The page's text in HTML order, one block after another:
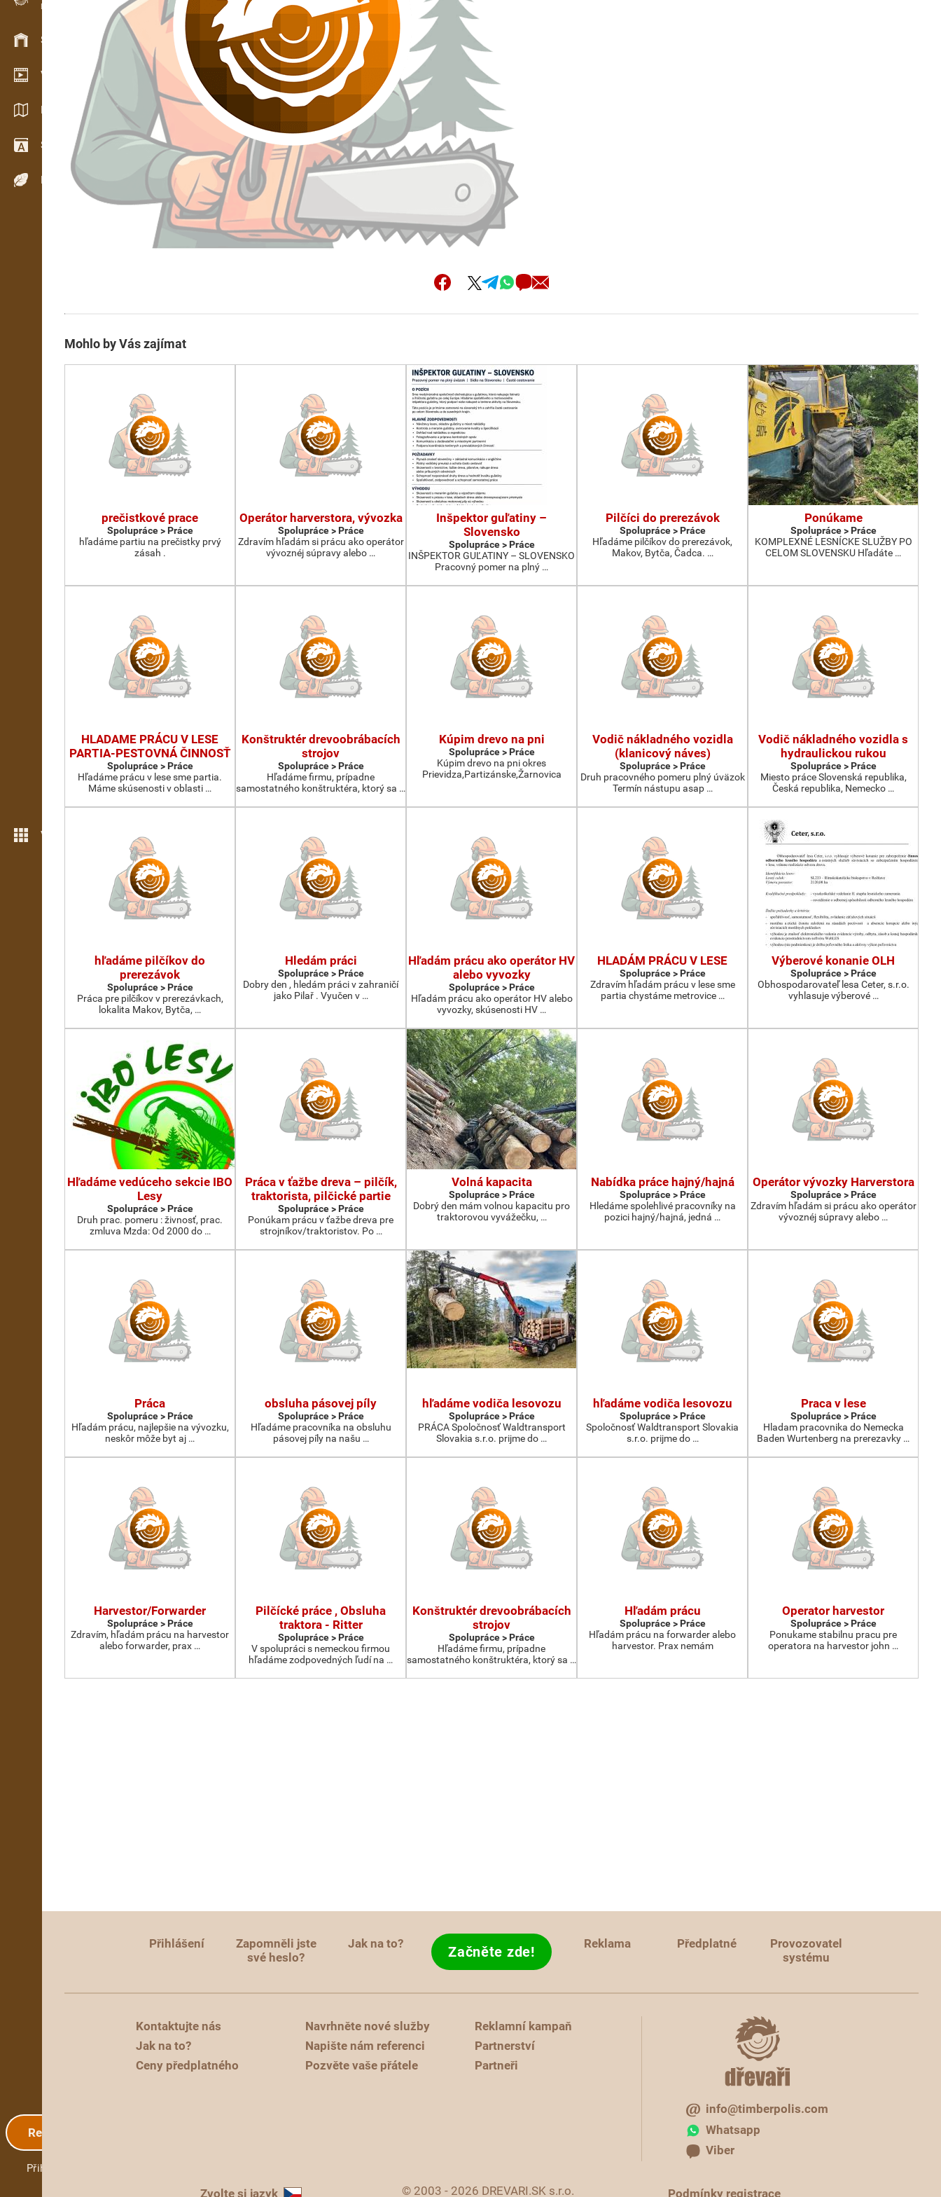
Evidence dřeva v terénu
Skladové hospodářství
Video showroom
Katalogy / Brožury
Slovník
Dřeviny
Více možností
Registrace
Přihlášení
Mohlo by Vás zajímat
prečistkové prace
Spolupráce > Práce
hľadáme partiu na prečistky prvý
zásah .
Operátor harverstora, vývozka
Spolupráce > Práce
Zdravím hľadám si prácu ako operátor
vývoznéj súpravy alebo …
Inšpektor guľatiny –
Slovensko
Spolupráce > Práce
INŠPEKTOR GUĽATINY – SLOVENSKO
Pracovný pomer na plný …
Pilčíci do prerezávok
Spolupráce > Práce
Hľadáme pilčíkov do prerezávok,
Makov, Bytča, Čadca. …
Ponúkame
Spolupráce > Práce
KOMPLEXNÉ LESNÍCKE SLUŽBY PO
CELOM SLOVENSKU Hľadáte …
HLADAME PRÁCU V LESE
PARTIA-PESTOVNÁ ČINNOSŤ
Spolupráce > Práce
Hľadáme prácu v lese sme partia.
Máme skúsenosti v oblasti …
Konštruktér drevoobrábacích
strojov
Spolupráce > Práce
Hľadáme firmu, prípadne
samostatného konštruktéra, ktorý sa …
Kúpim drevo na pni
Spolupráce > Práce
Kúpim drevo na pni okres
Prievidza,Partizánske,Žarnovica
Vodič nákladného vozidla
(klanicový náves)
Spolupráce > Práce
Druh pracovného pomeru plný úväzok
Termín nástupu asap …
Vodič nákladného vozidla s
hydraulickou rukou
Spolupráce > Práce
Miesto práce Slovenská republika,
Česká republika, Nemecko …
hľadáme pilčíkov do
prerezávok
Spolupráce > Práce
Práca pre pilčíkov v prerezávkach,
lokalita Makov, Bytča, …
Hledám práci
Spolupráce > Práce
Dobry den , hledám práci v zahraničí
jako Pilař . Vyučen v …
Hľadám prácu ako operátor HV
alebo vyvozky
Spolupráce > Práce
Hľadám prácu ako operátor HV alebo
vyvozky, skúsenosti HV …
HLADÁM PRÁCU V LESE
Spolupráce > Práce
Zdravím hľadám prácu v lese sme
partia chystáme metrovice …
Výberové konanie OLH
Spolupráce > Práce
Obhospodarovateľ lesa Ceter, s.r.o.
vyhlasuje výberové …
Hľadáme vedúceho sekcie IBO
Lesy
Spolupráce > Práce
Druh prac. pomeru : živnosť, prac.
zmluva Mzda: Od 2000 do …
Práca v ťažbe dreva – pilčík,
traktorista, pilčické partie
Spolupráce > Práce
Ponúkam prácu v ťažbe dreva pre
strojníkov/traktoristov. Po …
Volná kapacita
Spolupráce > Práce
Dobrý den mám volnou kapacitu pro
traktorovou vyvážečku, …
Nabídka práce hajný/hajná
Spolupráce > Práce
Hledáme spolehlivé pracovníky na
pozici hajný/hajná, jedná …
Operátor vývozky Harverstora
Spolupráce > Práce
Zdravím hľadám si prácu ako operátor
vývoznéj súpravy alebo …
Práca
Spolupráce > Práce
Hľadám prácu, najlepšie na vývozku,
neskôr môže byt aj …
obsluha pásovej píly
Spolupráce > Práce
Hľadáme pracovníka na obsluhu
pásovej píly na našu …
hľadáme vodiča lesovozu
Spolupráce > Práce
PRÁCA Spoločnosť Waldtransport
Slovakia s.r.o. prijme do …
hľadáme vodiča lesovozu
Spolupráce > Práce
Spoločnosť Waldtransport Slovakia
s.r.o. prijme do …
Praca v lese
Spolupráce > Práce
Hladam pracovnika do Nemecka
Baden Wurtenberg na prerezavky …
Harvestor/Forwarder
Spolupráce > Práce
Zdravím, hľadám prácu na harvestor
alebo forwarder, prax …
Pilčícké práce , Obsluha
traktora - Ritter
Spolupráce > Práce
V spolupráci s nemeckou firmou
hľadáme zodpovedných ľudí na …
Konštruktér drevoobrábacích
strojov
Spolupráce > Práce
Hľadáme firmu, prípadne
samostatného konštruktéra, ktorý sa …
Hľadám prácu
Spolupráce > Práce
Hľadám prácu na forwarder alebo
harvestor. Prax nemám
Operator harvestor
Spolupráce > Práce
Ponukame stabilnu pracu pre
operatora na harvestor john …
Přihlášení
Zapomněli jste
své heslo?
Jak na to? Začněte zde! Reklama Předplatné
Provozovatel
systému
Kontaktujte nás
Jak na to?
Ceny předplatného
Navrhněte nové služby
Napište nám referenci
Pozvěte vaše přátele
Reklamní kampaň
Partnerství
Partneři
info@timberpolis.com
Whatsapp
Viber
Zvolte si jazyk © 2003 - 2026 DREVARI.SK s.r.o. Podmínky registrace